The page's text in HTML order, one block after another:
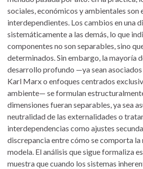
sociales, económicos y ambientales son
interdependientes. Los cambios en una
sistemáticamente a las demás, lo que
componentes no son separables, sino
determinados. Sin embargo, la mayoría
desarrollo profundo —ya sean
Karl Marx o enfoques centrados
ambiente— se formulan
dimensiones fueran separables, ya sea
neutralidad de las externalidades o
interdependencias como ajustes
discrepancia entre cómo se comporta la
modela. El análisis que sigue formaliza
muestra que cuando los sistemas